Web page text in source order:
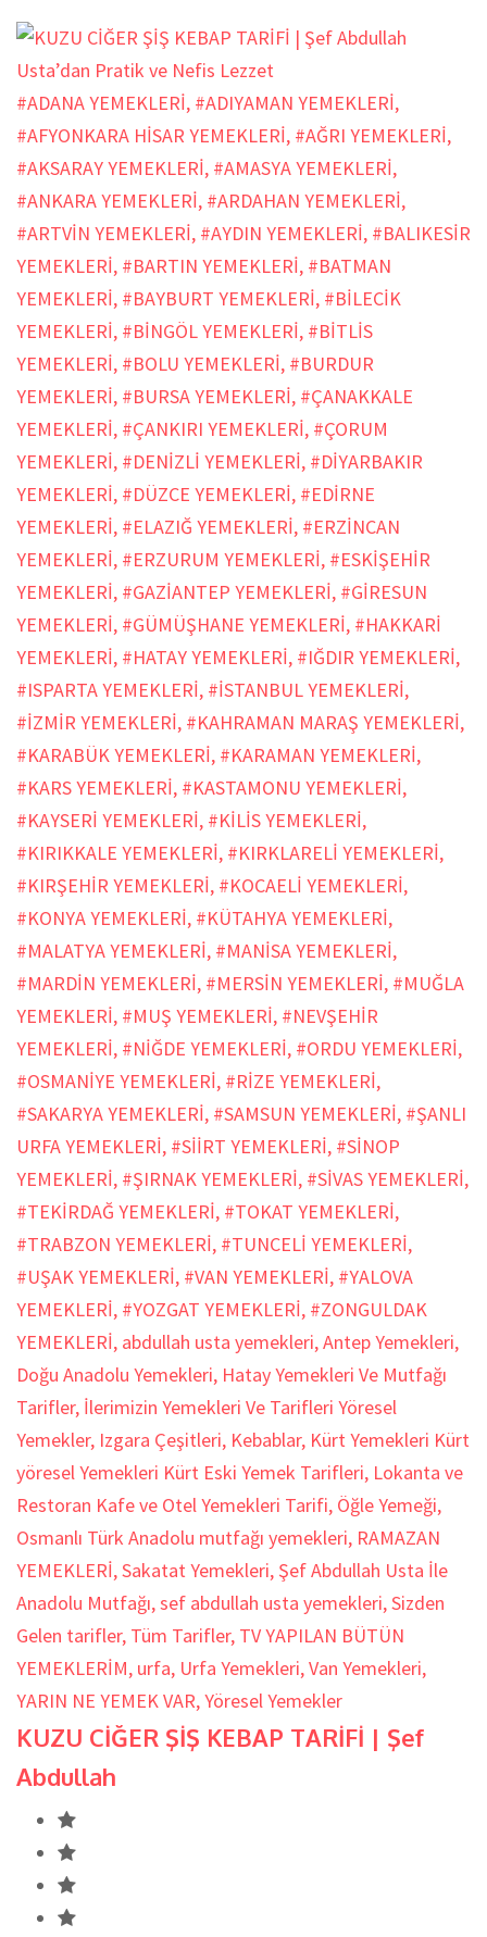
#ADANA YEMEKLERİ, #ADIYAMAN YEMEKLERİ,
#AFYONKARA HİSAR YEMEKLERİ, #AĞRI YEMEKLERİ,
#AKSARAY YEMEKLERİ, #AMASYA YEMEKLERİ,
#ANKARA YEMEKLERİ, #ARDAHAN YEMEKLERİ,
#ARTVİN YEMEKLERİ, #AYDIN YEMEKLERİ, #BALIKESİR
YEMEKLERİ, #BARTIN YEMEKLERİ, #BATMAN
YEMEKLERİ, #BAYBURT YEMEKLERİ, #BİLECİK
YEMEKLERİ, #BİNGÖL YEMEKLERİ, #BİTLİS
YEMEKLERİ, #BOLU YEMEKLERİ, #BURDUR
YEMEKLERİ, #BURSA YEMEKLERİ, #ÇANAKKALE
YEMEKLERİ, #ÇANKIRI YEMEKLERİ, #ÇORUM
YEMEKLERİ, #DENİZLİ YEMEKLERİ, #DİYARBAKIR
YEMEKLERİ, #DÜZCE YEMEKLERİ, #EDİRNE
YEMEKLERİ, #ELAZIĞ YEMEKLERİ, #ERZİNCAN
YEMEKLERİ, #ERZURUM YEMEKLERİ, #ESKİŞEHİR
YEMEKLERİ, #GAZİANTEP YEMEKLERİ, #GİRESUN
YEMEKLERİ, #GÜMÜŞHANE YEMEKLERİ, #HAKKARİ
YEMEKLERİ, #HATAY YEMEKLERİ, #IĞDIR YEMEKLERİ,
#ISPARTA YEMEKLERİ, #İSTANBUL YEMEKLERİ,
#İZMİR YEMEKLERİ, #KAHRAMAN MARAŞ YEMEKLERİ,
#KARABÜK YEMEKLERİ, #KARAMAN YEMEKLERİ,
#KARS YEMEKLERİ, #KASTAMONU YEMEKLERİ,
#KAYSERİ YEMEKLERİ, #KİLİS YEMEKLERİ,
#KIRIKKALE YEMEKLERİ, #KIRKLARELİ YEMEKLERİ,
#KIRŞEHİR YEMEKLERİ, #KOCAELİ YEMEKLERİ,
#KONYA YEMEKLERİ, #KÜTAHYA YEMEKLERİ,
#MALATYA YEMEKLERİ, #MANİSA YEMEKLERİ,
#MARDİN YEMEKLERİ, #MERSİN YEMEKLERİ, #MUĞLA
YEMEKLERİ, #MUŞ YEMEKLERİ, #NEVŞEHİR
YEMEKLERİ, #NİĞDE YEMEKLERİ, #ORDU YEMEKLERİ,
#OSMANİYE YEMEKLERİ, #RİZE YEMEKLERİ,
#SAKARYA YEMEKLERİ, #SAMSUN YEMEKLERİ, #ŞANLI
URFA YEMEKLERİ, #SİİRT YEMEKLERİ, #SİNOP
YEMEKLERİ, #ŞIRNAK YEMEKLERİ, #SİVAS YEMEKLERİ,
#TEKİRDAĞ YEMEKLERİ, #TOKAT YEMEKLERİ,
#TRABZON YEMEKLERİ, #TUNCELİ YEMEKLERİ,
#UŞAK YEMEKLERİ, #VAN YEMEKLERİ, #YALOVA
YEMEKLERİ, #YOZGAT YEMEKLERİ, #ZONGULDAK
YEMEKLERİ, abdullah usta yemekleri,Antep Yemekleri,
Doğu Anadolu Yemekleri, Hatay Yemekleri Ve Mutfağı
Tarifler, İlerimizin Yemekleri Ve Tarifleri Yöresel
Yemekler, Izgara Çeşitleri, Kebablar, Kürt Yemekleri Kürt
yöresel Yemekleri Kürt Eski Yemek Tarifleri, Lokanta ve
Restoran Kafe ve Otel Yemekleri Tarifi, Öğle Yemeği,
Osmanlı Türk Anadolu mutfağı yemekleri, RAMAZAN
YEMEKLERİ,Sakatat Yemekleri, Şef Abdullah Usta İle
Anadolu Mutfağı,sef abdullah usta yemekleri,Sizden
Gelen tarifler, Tüm Tarifler, TV YAPILAN BÜTÜN
YEMEKLERİM, urfa, Urfa Yemekleri,Van Yemekleri,
YARIN NE YEMEK VAR,Yöresel Yemekler
KUZU CİĞER ŞİŞ KEBAP TARİFİ | Şef
Abdullah